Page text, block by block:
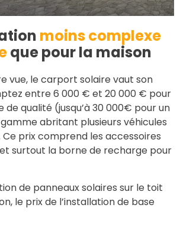
moins complexe
que pour la maison
vue, le carport solaire vaut son
entre 6 000 € et 20 000 € pour
qualité (jusqu’à 30 000€ pour un
abritant plusieurs véhicules
prix comprend les accessoires
surtout la borne de recharge pour
de panneaux solaires sur le toit
le prix de l’installation de base